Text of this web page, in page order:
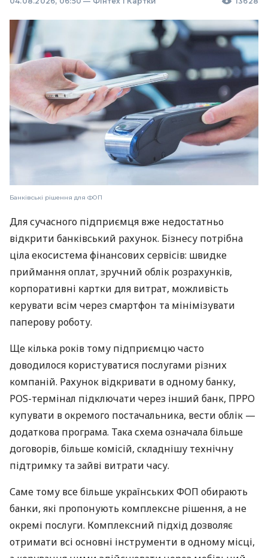
Банківські рішення для ФОП
Для сучасного підприємця вже недостатньо
відкрити банківський рахунок. Бізнесу потрібна
ціла екосистема фінансових сервісів: швидке
приймання оплат, зручний облік розрахунків,
корпоративні картки для витрат, можливість
керувати всім через смартфон та мінімізувати
паперову роботу.
Ще кілька років тому підприємцю часто
доводилося користуватися послугами різних
компаній. Рахунок відкривати в одному банку,
POS-термінал підключати через інший банк, ПРРО
купувати в окремого постачальника, вести облік —
додаткова програма. Така схема означала більше
договорів, більше комісій, складнішу технічну
підтримку та зайві витрати часу.
Саме тому все більше українських ФОП обирають
банки, які пропонують комплексне рішення, а не
окремі послуги. Комплексний підхід дозволяє
отримати всі основні інструменти в одному місці,